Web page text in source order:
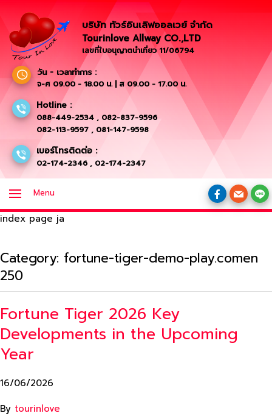
บริษัท ทัวร์อินเลิฟออลเวย์ จำกัด
Tourinlove Allway CO.,LTD
เลขที่ใบอนุญาตนำเที่ยว 11/06794
วัน - เวลาทำการ :
จ-ศ 09.00 - 18.00 น. | ส 09.00 - 17.00 น.
Hotline :
088-449-2534 , 082-837-9596
082-113-9597 , 081-147-9598
เบอร์โทรติดต่อ :
02-174-2346 , 02-174-2347
Menu
index page ja
Category: fortune-tiger-demo-play.comen
250
Fortune Tiger 2026 Key
Developments in the Upcoming
Year
16/06/2026
By tourinlove